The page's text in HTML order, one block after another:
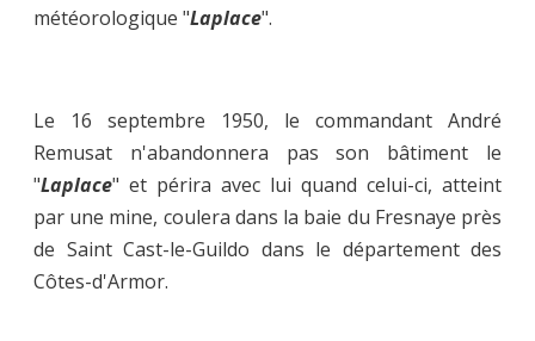
météorologique "Laplace".
Le 16 septembre 1950, le commandant André
Remusat n'abandonnera pas son bâtiment le
"Laplace" et périra avec lui quand celui-ci, atteint
par une mine, coulera dans la baie du Fresnaye près
de Saint Cast-le-Guildo dans le département des
Côtes-d'Armor.